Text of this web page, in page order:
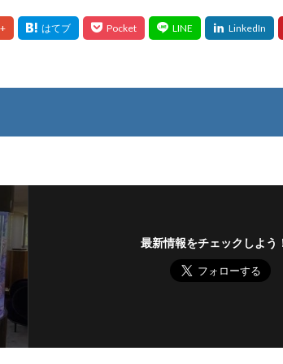
最新情報をチェックしよう